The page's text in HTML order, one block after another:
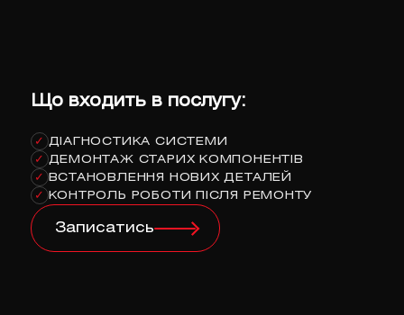
Що входить в послугу:
✓ ДІАГНОСТИКА СИСТЕМИ
✓ ДЕМОНТАЖ СТАРИХ КОМПОНЕНТІВ
✓ ВСТАНОВЛЕННЯ НОВИХ ДЕТАЛЕЙ
✓ КОНТРОЛЬ РОБОТИ ПІСЛЯ РЕМОНТУ
Записатись